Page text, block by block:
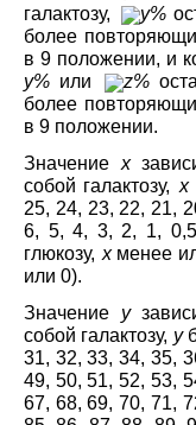
галактозу,
y%
более
в 9 положении, и
y% или z%
более
в 9 положении.
Значение x
собой галактозу, x
25, 24, 23, 22, 21,
6, 5, 4, 3, 2, 1, 0,5
глюкозу, xменее
или 0).
Значение
y
собой галактозу, y
31, 32, 33, 34, 35,
49, 50, 51, 52, 53,
67, 68, 69, 70, 71,